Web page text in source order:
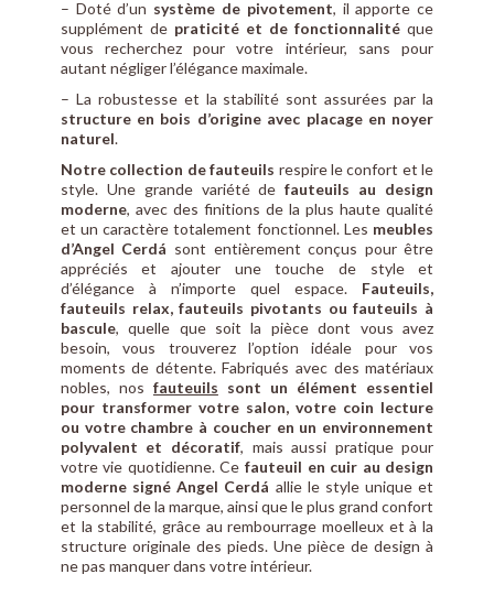
– Doté d’un système de pivotement, il apporte ce
supplément de praticité et de fonctionnalité que
vous recherchez pour votre intérieur, sans pour
autant négliger l’élégance maximale.
– La robustesse et la stabilité sont assurées par la
structure en bois d’origine avec placage en noyer
naturel.
Notre collection de fauteuils respire le confort et le
style. Une grande variété defauteuils au design
moderne, avec des finitions de la plus haute qualité
et un caractère totalement fonctionnel. Les meubles
d’Angel Cerdá sont entièrement conçus pour être
appréciés et ajouter une touche de style et
d’élégance à n’importe quel espace. Fauteuils,
fauteuils relax, fauteuils pivotants ou fauteuils à
bascule, quelle que soit la pièce dont vous avez
besoin, vous trouverez l’option idéale pour vos
moments de détente. Fabriqués avec des matériaux
nobles, nos fauteuils sont un élément essentiel
pour transformer votre salon, votre coin lecture
ou votre chambre à coucher en un environnement
polyvalent et décoratif, mais aussi pratique pour
votre vie quotidienne. Ce fauteuil en cuir au design
moderne signé Angel Cerdá allie le style unique et
personnel de la marque, ainsi que le plus grand confort
et la stabilité, grâce au rembourrage moelleux et à la
structure originale des pieds. Une pièce de design à
ne pas manquer dans votre intérieur.